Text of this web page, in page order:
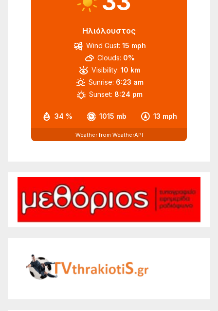
Ηλιόλουστος
34 % 1015 mb 13 mph
Wind Gust: 15 mph
Clouds: 0%
Visibility: 10 km
Sunrise: 6:23 am
Sunset: 8:24 pm
Weather from WeatherAPI